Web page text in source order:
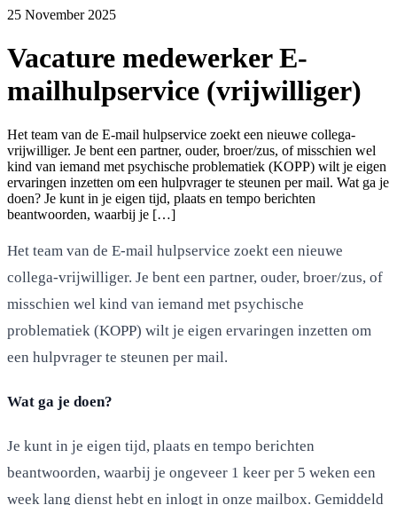
25 November 2025
Vacature medewerker E-
mailhulpservice (vrijwilliger)
Het team van de E-mail hulpservice zoekt een nieuwe collega-
vrijwilliger. Je bent een partner, ouder, broer/zus, of misschien wel
kind van iemand met psychische problematiek (KOPP) wilt je eigen
ervaringen inzetten om een hulpvrager te steunen per mail. Wat ga je
doen? Je kunt in je eigen tijd, plaats en tempo berichten
beantwoorden, waarbij je […]
Het team van de E-mail hulpservice zoekt een nieuwe
collega-vrijwilliger. Je bent een partner, ouder, broer/zus, of
misschien wel kind van iemand met psychische
problematiek (KOPP) wilt je eigen ervaringen inzetten om
een hulpvrager te steunen per mail.
Wat ga je doen?
Je kunt in je eigen tijd, plaats en tempo berichten
beantwoorden, waarbij je ongeveer 1 keer per 5 weken een
week lang dienst hebt en inlogt in onze mailbox. Gemiddeld